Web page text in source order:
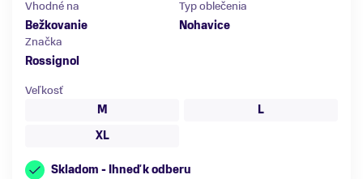
Vhodné na
Bežkovanie
Typ oblečenia
Nohavice
Značka
Rossignol
Veľkosť
M
L
XL
Skladom - Ihneď k odberu